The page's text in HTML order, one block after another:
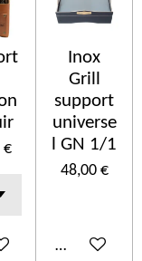
€
al carrito
Inox
Grill
support
universe
l GN 1/1
48,00 €
Añadir al